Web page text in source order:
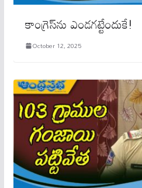
కాంగ్రెస్‌ను ఎండ‌గ‌ట్టేందుకే!
October 12, 2025